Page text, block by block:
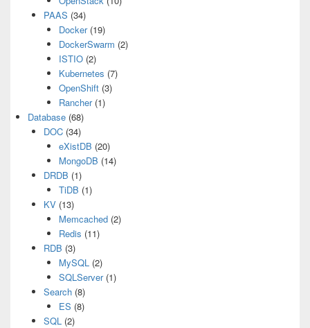
PAAS (34)
Docker(19)
DockerSwarm (2)
ISTIO (2)
Kubernetes (7)
OpenShift (3)
Rancher(1)
Database (68)
DOC(34)
eXistDB (20)
MongoDB (14)
DRDB (1)
TiDB (1)
KV(13)
Memcached (2)
Redis (11)
RDB (3)
MySQL (2)
SQLServer(1)
Search(8)
ES (8)
SQL(2)